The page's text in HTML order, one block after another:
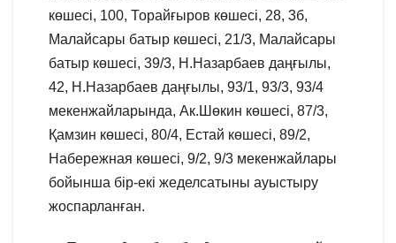
көшесі, 100, Торайғыров көшесі, 28, 3б,
Малайсары батыр көшесі, 21/3, Малайсары
батыр көшесі, 39/3, Н.Назарбаев даңғылы,
42, Н.Назарбаев даңғылы, 93/1, 93/3, 93/4
мекенжайларында, Ак.Шөкин көшесі, 87/3,
Қамзин көшесі, 80/4, Естай көшесі, 89/2,
Набережная көшесі, 9/2, 9/3 мекенжайлары
бойынша бір-екі жеделсатыны ауыстыру
жоспарланған.